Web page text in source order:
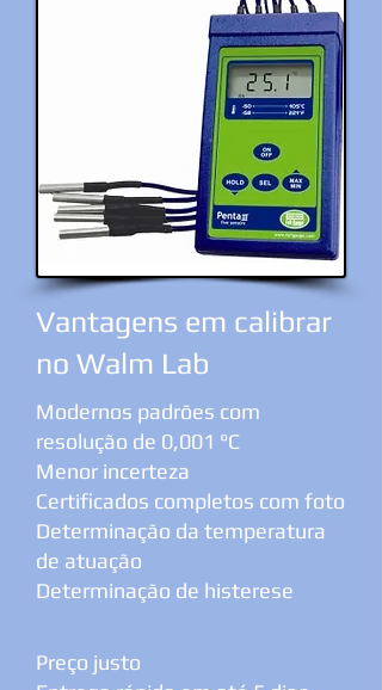
Vantagens em calibrar
no Walm Lab
Modernos padrões com
resolução de 0,001 °C
Menor incerteza
Certificados completos com foto
Determinação da temperatura
de atuação
Determinação de histerese
Preço justo